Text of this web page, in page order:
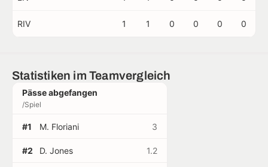
RIV 1 1 0 0 0 0
Statistiken im Teamvergleich
Pässe abgefangen
/Spiel
#1 M. Floriani 3
#2 D. Jones 1.2